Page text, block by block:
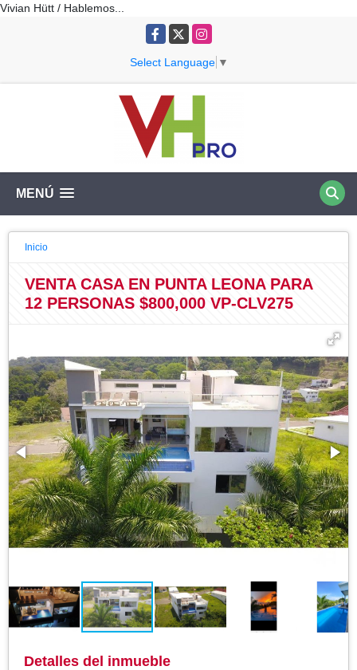
Vivian Hütt / Hablemos...
Facebook
X Instagram
Select Language ▼
MENÚ
Inicio
VENTA CASA EN PUNTA LEONA PARA
12 PERSONAS $800,000 VP-CLV275
Detalles del inmueble